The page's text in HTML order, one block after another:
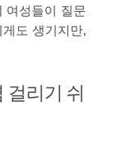
여성들이 질문
도 생기지만,
리기 쉬